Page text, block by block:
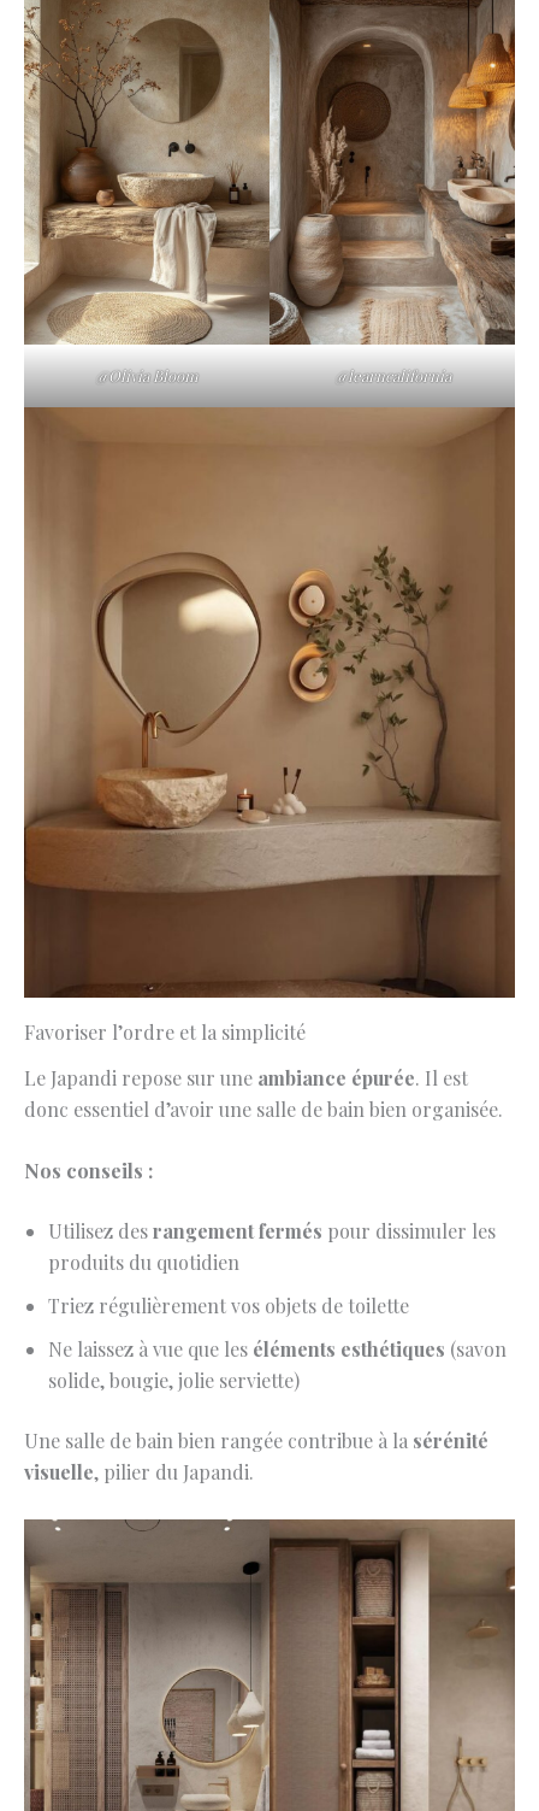
@Olivia Bloom @learncalifornia
Favoriser l’ordre et la simplicité
Le Japandi repose sur une ambiance épurée. Il est
donc essentiel d’avoir une salle de bain bien organisée.
Nos conseils :
Utilisez desrangement fermés pour dissimuler les
produits du quotidien
Triez régulièrement vos objets de toilette
Ne laissez à vue que les éléments esthétiques (savon
solide, bougie, jolie serviette)
Une salle de bain bien rangée contribue à la sérénité
visuelle, pilier du Japandi.